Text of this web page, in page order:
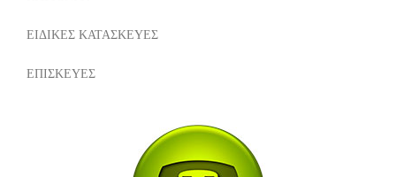
ΕΙΔΙΚΕΣ ΚΑΤΑΣΚΕΥΕΣ
ΕΠΙΣΚΕΥΕΣ